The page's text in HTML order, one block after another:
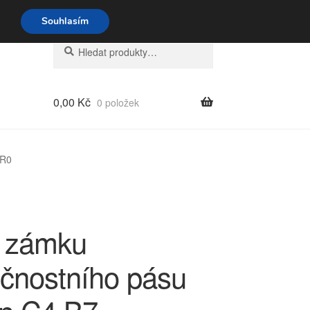
9-16 704 494 494
Hledat:
Hledat
0,00 Kč 0 položek
pásu
Souhlasím